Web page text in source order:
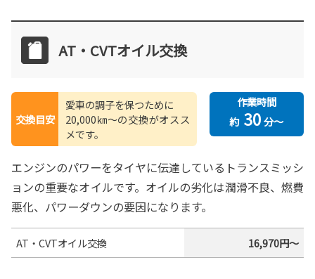
AT・CVTオイル交換
交換目安
愛車の調子を保つために
20,000㎞〜の交換がオスス
メです。
作業時間
約 30 分～
エンジンのパワーをタイヤに伝達しているトランスミッシ
ョンの重要なオイルです。オイルの劣化は潤滑不良、燃費
悪化、パワーダウンの要因になります。
AT・CVTオイル交換 16,970円～